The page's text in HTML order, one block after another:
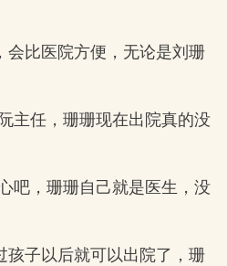
会比医院方便，无论是刘珊
主任，珊珊现在出院真的没
吧，珊珊自己就是医生，没
孩子以后就可以出院了，珊